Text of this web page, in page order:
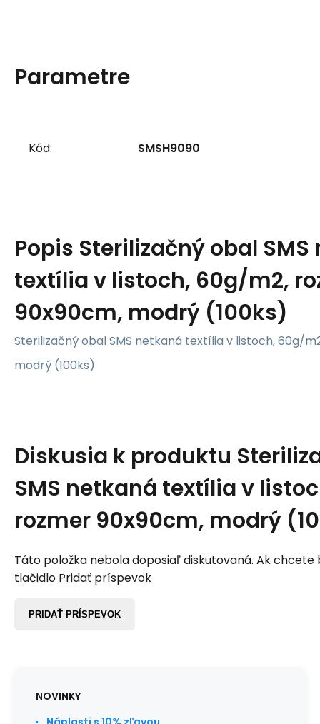
Parametre
Kód: SMSH9090
Popis Sterilizačný obal
textília v listoch, 60g/m2,
90x90cm, modrý (100ks)
Sterilizačný obal SMS netkaná textília v listoch, 60g/
modrý (100ks)
Diskusia k produktu
SMS netkaná textília v
rozmer 90x90cm, modrý
Táto položka nebola doposiaľ diskutovaná. Ak chcete
tlačidlo Pridať príspevok
PRIDAŤ PRÍSPEVOK
NOVINKY